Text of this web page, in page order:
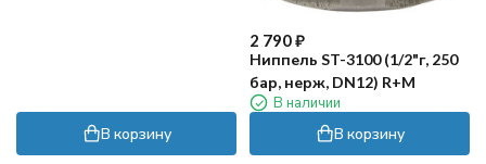
В корзину
2 790₽
Ниппель ST-3100 (1/2"г, 250
бар, нерж, DN12) R+M
В наличии
В корзину